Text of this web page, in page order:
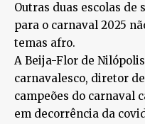
Outras duas escolas de
para o carnaval 2025
temas afro.
A Beija-Flor de
carnavalesco, diretor
campeões do carnaval
em decorrência da